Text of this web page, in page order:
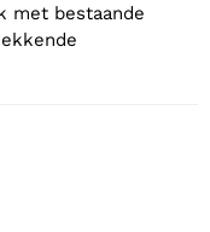
met bestaande